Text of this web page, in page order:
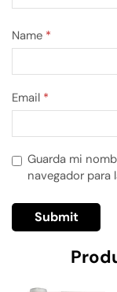
Name *
Email *
Guarda mi
navegador para